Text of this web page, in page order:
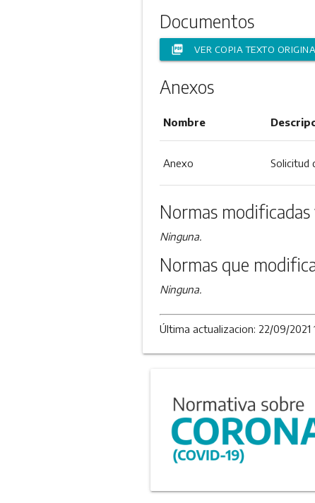
Documentos
picture_as_pdf VER COPIA TEXTO
Anexos
Nombre
Anexo Solicitud
Normas
Ninguna.
Normas que
Ninguna.
Última actualizacion: 22/09/2021